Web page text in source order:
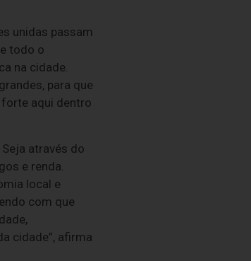
unidas passam
todo o
na cidade.
para que
aqui dentro
através do
e renda.
local e
com que
cidade”, afirma